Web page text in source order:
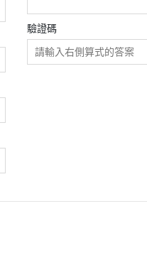
驗證碼